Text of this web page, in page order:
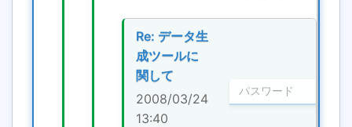
Re: データ生
成ツールに
関して
2008/03/24
13:40